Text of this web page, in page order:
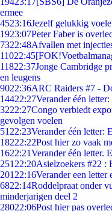
ermee
4523:16Jezelf gelukkig
1923:07Peter Faber is
7322:48Afvallen met
11022:45
11822:37Jonge Cambridge
en leugens
9022:36ARC Raiders #7 -
14422:27Verander één
3222:27Congo verbiedt
gevolgen voelen
51 22:23Verander één letter:
18222:22Post hier zo vaak
1622:21Verander één letter.
251 22:20Asielzoekers #22 :
201 22:16Verander een letter
6822:14Roddelpraat onder
minderjarigen deel 2
28022:06Post hier pas